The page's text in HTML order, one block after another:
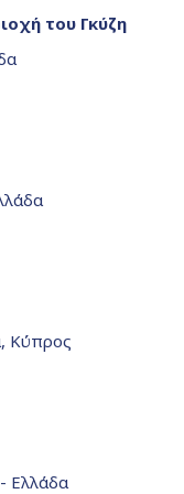
του Γκύζη
Κύπρος
Ελλάδα